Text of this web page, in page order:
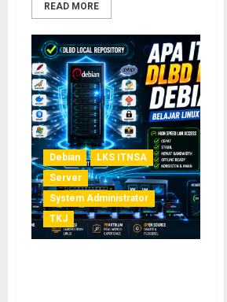
READ MORE
Debian
LKS ITNSA
Server
System Administrator
TKJ